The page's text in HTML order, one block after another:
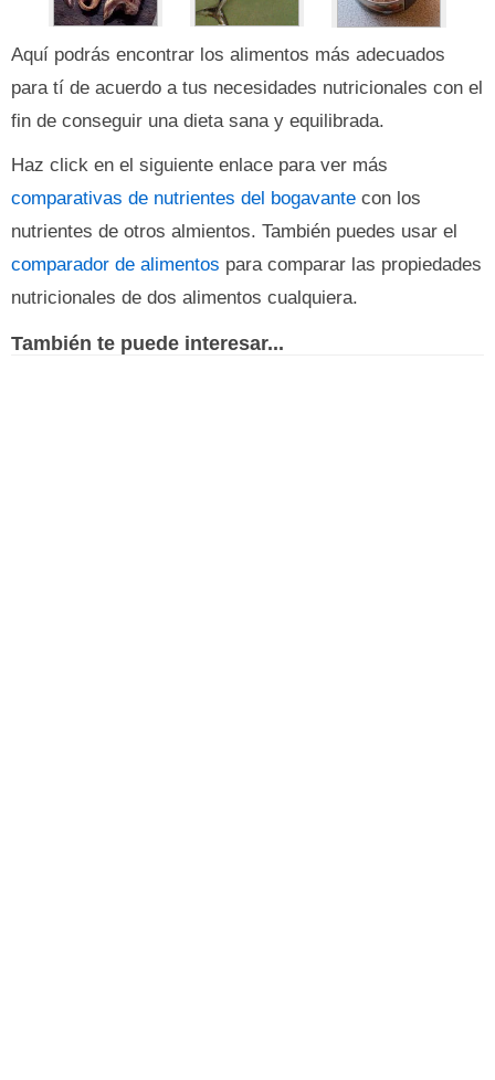
Aquí podrás encontrar los alimentos más adecuados
para tí de acuerdo a tus necesidades nutricionales con el
fin de conseguir una dieta sana y equilibrada.
Haz click en el siguiente enlace para ver más
comparativas de nutrientes del bogavante con los
nutrientes de otros almientos. También puedes usar el
comparador de alimentos para comparar las propiedades
nutricionales de dos alimentos cualquiera.
También te puede interesar...